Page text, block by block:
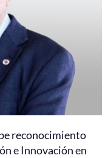
reconocimiento
e Innovación en